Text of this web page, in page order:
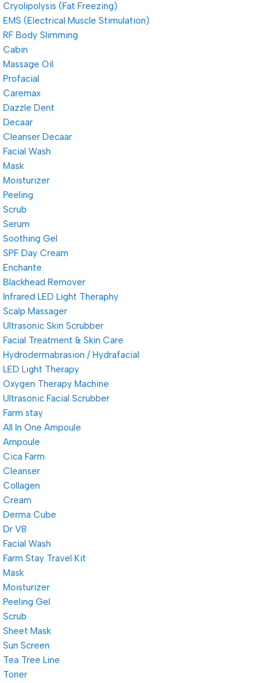
Cryolipolysis (Fat Freezing)
EMS (Electrical Muscle Stimulation)
RF Body Slimming
Cabin
Massage Oil
Profacial
Caremax
Dazzle Dent
Decaar
Cleanser Decaar
Facial Wash
Mask
Moisturizer
Peeling
Scrub
Serum
Soothing Gel
SPF Day Cream
Enchante
Blackhead Remover
Infrared LED Light Theraphy
Scalp Massager
Ultrasonic Skin Scrubber
Facial Treatment & Skin Care
Hydrodermabrasion / Hydrafacial
LED Light Therapy
Oxygen Therapy Machine
Ultrasonic Facial Scrubber
Farm stay
All In One Ampoule
Ampoule
Cica Farm
Cleanser
Collagen
Cream
Derma Cube
Dr V8
Facial Wash
Farm Stay Travel Kit
Mask
Moisturizer
Peeling Gel
Scrub
Sheet Mask
Sun Screen
Tea Tree Line
Toner